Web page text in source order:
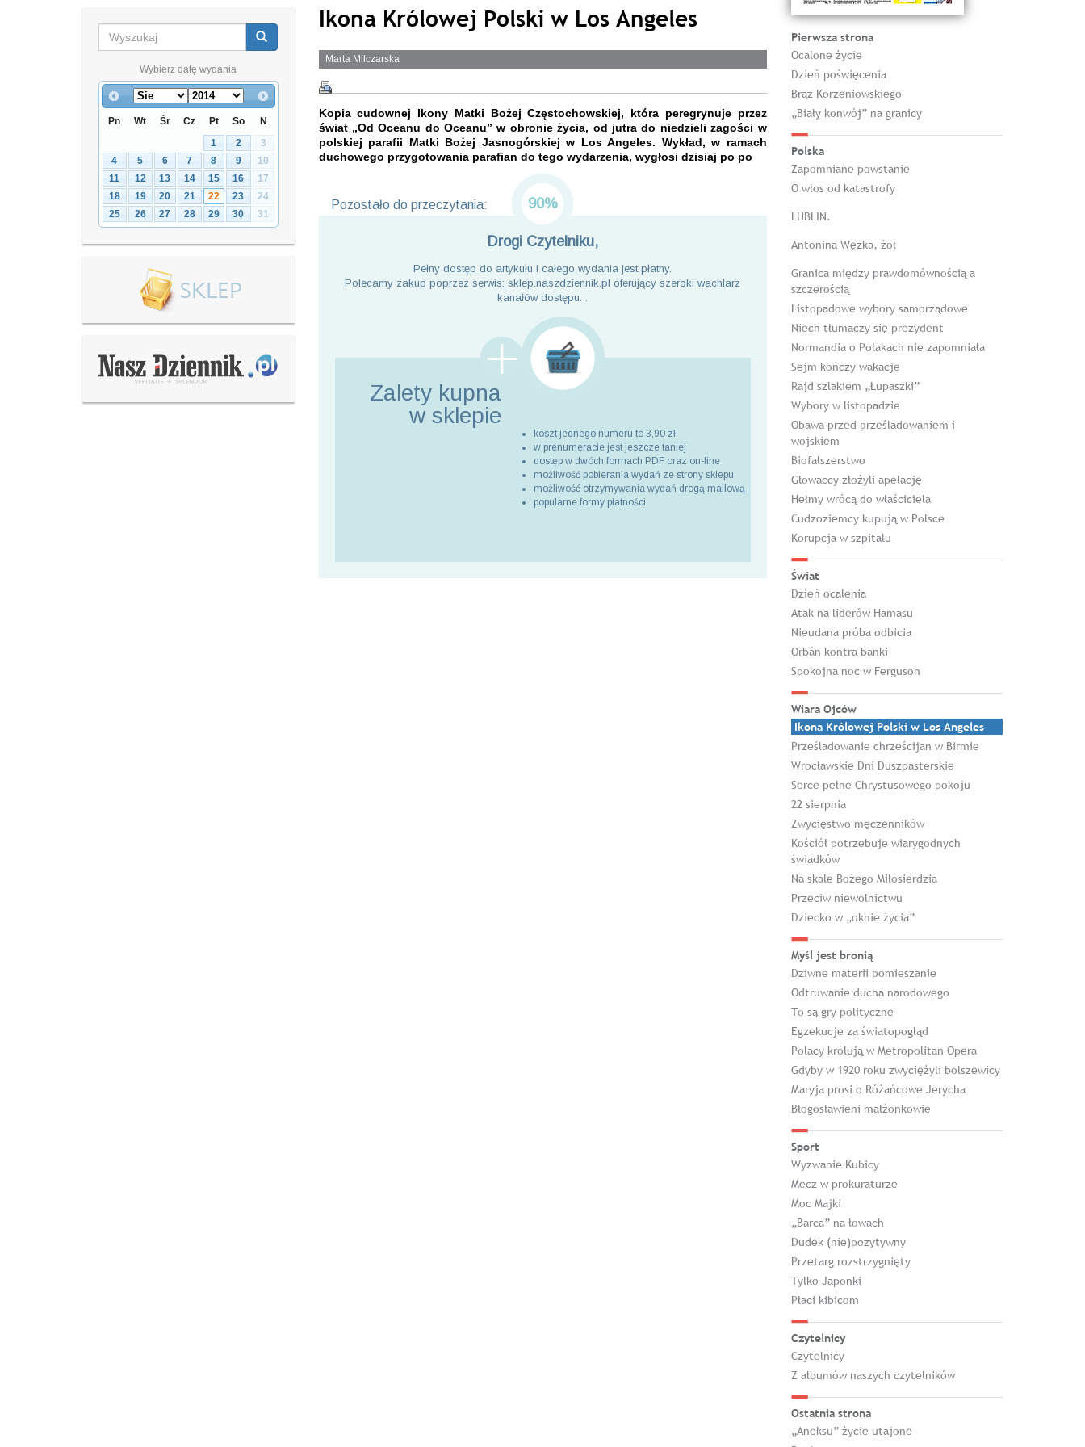
Wybierz datę wydania
Pn Wt Śr Cz Pt So
N
1
2
3
4
5 6 7 8 9
10
11
12 13 14 15 16
17
18
19 20 21 22 23
24
25
26 27 28 29 30 31
Ikona Królowej Polski w Los Angeles
Marta Milczarska
Kopia cudownej Ikony Matki Bożej Częstochowskiej, która peregrynuje przez
świat „Od Oceanu do Oceanu” w obronie życia, od jutra do niedzieli zagości w
polskiej parafii Matki Bożej Jasnogórskiej w Los Angeles. Wykład, w ramach
duchowego przygotowania parafian do tego wydarzenia, wygłosi dzisiaj po po
Pozostało do przeczytania: 90%
Drogi Czytelniku,
Pełny dostęp do artykułu i całego wydania jest płatny.
Polecamy zakup poprzez serwis: sklep.naszdziennik.pl oferujący szeroki wachlarz
kanałów dostępu. .
Zalety kupna
w sklepie
koszt jednego numeru to 3,90 zł
w prenumeracie jest jeszcze taniej
dostęp w dwóch formach PDF oraz on-line
możliwość pobierania wydań ze strony sklepu
możliwość otrzymywania wydań drogą mailową
popularne formy płatności
Pierwsza strona
Ocalone życie
Dzień poświęcenia
Brąz Korzeniowskiego
„Biały konwój” na granicy
Polska
Zapomniane powstanie
O włos od katastrofy
LUBLIN.
Antonina Węzka, żoł
Granica między prawdomównością a
szczerością
Listopadowe wybory samorządowe
Niech tłumaczy się prezydent
Normandia o Polakach nie zapomniała
Sejm kończy wakacje
Rajd szlakiem „Łupaszki”
Wybory w listopadzie
Obawa przed prześladowaniem i
wojskiem
Biofałszerstwo
Głowaccy złożyli apelację
Hełmy wrócą do właściciela
Cudzoziemcy kupują w Polsce
Korupcja w szpitalu
Świat
Dzień ocalenia
Atak na liderów Hamasu
Nieudana próba odbicia
Orbán kontra banki
Spokojna noc w Ferguson
Wiara Ojców
Ikona Królowej Polski w Los Angeles
Prześladowanie chrześcijan w Birmie
Wrocławskie Dni Duszpasterskie
Serce pełne Chrystusowego pokoju
22 sierpnia
Zwycięstwo męczenników
Kościół potrzebuje wiarygodnych
świadków
Na skale Bożego Miłosierdzia
Przeciw niewolnictwu
Dziecko w „oknie życia”
Myśl jest bronią
Dziwne materii pomieszanie
Odtruwanie ducha narodowego
To są gry polityczne
Egzekucje za światopogląd
Polacy królują w Metropolitan Opera
Gdyby w 1920 roku zwyciężyli bolszewicy
Maryja prosi o Różańcowe Jerycha
Błogosławieni małżonkowie
Sport
Wyzwanie Kubicy
Mecz w prokuraturze
Moc Majki
„Barca” na łowach
Dudek (nie)pozytywny
Przetarg rozstrzygnięty
Tylko Japonki
Płaci kibicom
Czytelnicy
Czytelnicy
Z albumów naszych czytelników
Ostatnia strona
„Aneksu” życie utajone